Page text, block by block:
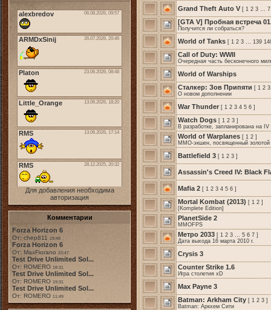
Для добавления необходима
авторизация
Комментарии
Forza Horizon 6
От: chep811 19:48
Forza Horizon 6
От: MaxFiorano 23:47
Test Drive Unlimited Sol...
От: ROMERO 18:31
Test Drive Unlimited Sol...
От: ROMERO 19:31
Test Drive Unlimited Sol...
От: ROMERO 11:49
Grand Theft Auto V [ 1 2 3 … 7
[GTA V] Пробная встреча
Получится ли собраться?
World of Tanks [ 1 2 3 … 139
Call of Duty: WWII
Очередная часть бесконечного
World of Warships
Сталкер: Зов Припяти [ 1 2 3
О новом дополнении
War Thunder [ 1 2 3 4 5 6 ]
Watch Dogs [ 1 2 3 ]
В разработке, запланирована на IV
World of Warplanes [ 1 2 ]
ММО-экшен, посвященный золотой
Battlefield 3 [ 1 2 3 ]
Assassin's Creed IV: Black
Mafia 2 [ 1 2 3 4 5 6 ]
Mortal Kombat (2013) [ 1 2 ]
[Komplete Edition]
PlanetSide 2
MMOFPS
Метро 2033 [ 1 2 3 … 5 6 7 ]
Дата выхода 16 марта 2010 г.
Crysis 3
Counter Strike 1.6
Игра столетия xD
Max Payne 3
Batman: Arkham City [ 1 2 3 ]
Batman: Аркхем Сити